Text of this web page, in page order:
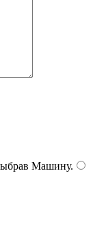
Машину.